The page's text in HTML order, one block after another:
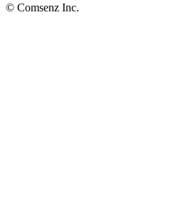
© Comsenz Inc.